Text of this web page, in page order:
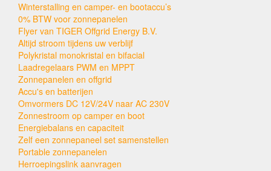
Winterstalling en camper- en bootaccu’s
0% BTW voor zonnepanelen
Flyer van TIGER Offgrid Energy B.V.
Altijd stroom tijdens uw verblijf
Polykristal monokristal en bifacial
Laadregelaars PWM en MPPT
Zonnepanelen en offgrid
Accu's en batterijen
Omvormers DC 12V/24V naar AC 230V
Zonnestroom op camper en boot
Energiebalans en capaciteit
Zelf een zonnepaneel set samenstellen
Portable zonnepanelen
Herroepingslink aanvragen